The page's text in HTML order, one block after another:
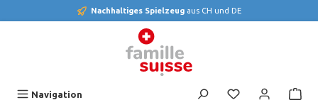
Nachhaltiges Spielzeug aus CH und DE
Navigation Du hast 0